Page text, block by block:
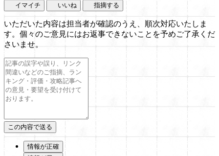
イマイチ いいね 指摘する
いただいた内容は担当者が確認のうえ、順次対応いたしま
す。個々のご意見にはお返事できないことを予めご了承くだ
さいませ。
情報が正確